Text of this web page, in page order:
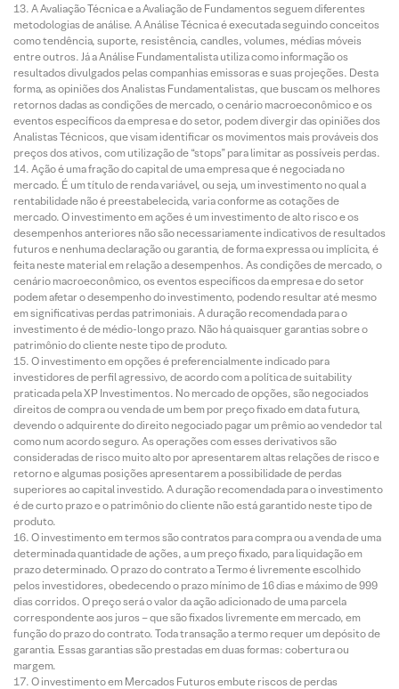
A Avaliação Técnica e a Avaliação de Fundamentos seguem diferentes
metodologias de análise. A Análise Técnica é executada seguindo conceitos
como tendência, suporte, resistência, candles, volumes, médias móveis
entre outros. Já a Análise Fundamentalista utiliza como informação os
resultados divulgados pelas companhias emissoras e suas projeções. Desta
forma, as opiniões dos Analistas Fundamentalistas, que buscam os melhores
retornos dadas as condições de mercado, o cenário macroeconômico e os
eventos específicos da empresa e do setor, podem divergir das opiniões dos
Analistas Técnicos, que visam identificar os movimentos mais prováveis dos
preços dos ativos, com utilização de “stops” para limitar as possíveis perdas.
Ação é uma fração do capital de uma empresa que é negociada no
mercado. É um título de renda variável, ou seja, um investimento no qual a
rentabilidade não é preestabelecida, varia conforme as cotações de
mercado. O investimento em ações é um investimento de alto risco e os
desempenhos anteriores não são necessariamente indicativos de resultados
futuros e nenhuma declaração ou garantia, de forma expressa ou implícita, é
feita neste material em relação a desempenhos. As condições de mercado, o
cenário macroeconômico, os eventos específicos da empresa e do setor
podem afetar o desempenho do investimento, podendo resultar até mesmo
em significativas perdas patrimoniais. A duração recomendada para o
investimento é de médio-longo prazo. Não há quaisquer garantias sobre o
patrimônio do cliente neste tipo de produto.
O investimento em opções é preferencialmente indicado para
investidores de perfil agressivo, de acordo com a política de suitability
praticada pela XP Investimentos. No mercado de opções, são negociados
direitos de compra ou venda de um bem por preço fixado em data futura,
devendo o adquirente do direito negociado pagar um prêmio ao vendedor tal
como num acordo seguro. As operações com esses derivativos são
consideradas de risco muito alto por apresentarem altas relações de risco e
retorno e algumas posições apresentarem a possibilidade de perdas
superiores ao capital investido. A duração recomendada para o investimento
é de curto prazo e o patrimônio do cliente não está garantido neste tipo de
produto.
O investimento em termos são contratos para compra ou a venda de uma
determinada quantidade de ações, a um preço fixado, para liquidação em
prazo determinado. O prazo do contrato a Termo é livremente escolhido
pelos investidores, obedecendo o prazo mínimo de 16 dias e máximo de 999
dias corridos. O preço será o valor da ação adicionado de uma parcela
correspondente aos juros – que são fixados livremente em mercado, em
função do prazo do contrato. Toda transação a termo requer um depósito de
garantia. Essas garantias são prestadas em duas formas: cobertura ou
margem.
O investimento em Mercados Futuros embute riscos de perdas